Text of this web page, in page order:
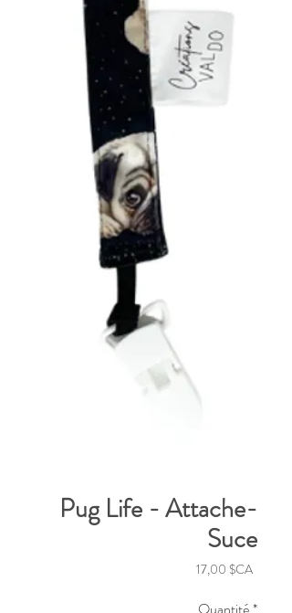
Pug Life - Attache-
Suce
17,00 $CAPrix